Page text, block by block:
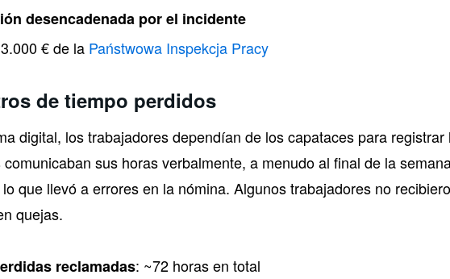
desencadenada por el incidente
€ de la Państwowa Inspekcja Pracy
de tiempo perdidos
digital, los trabajadores dependían de los capataces para
sus horas verbalmente, a menudo al final de la
que llevó a errores en la nómina. Algunos trabajadores no
quejas.
reclamadas: ~72 horas en total